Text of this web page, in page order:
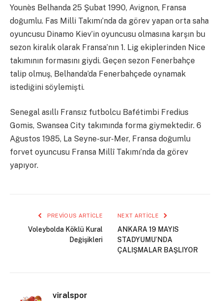
Younès Belhanda 25 Şubat 1990, Avignon, Fransa
doğumlu. Fas Milli Takımı’nda da görev yapan orta saha
oyuncusu Dinamo Kiev’in oyuncusu olmasına karşın bu
sezon kiralık olarak Fransa’nın 1. Lig ekiplerinden Nice
takımının formasını giydi. Geçen sezon Fenerbahçe
talip olmuş, Belhanda’da Fenerbahçede oynamak
istediğini söylemişti.
Senegal asıllı Fransız futbolcu Bafétimbi Fredius
Gomis, Swansea City takımında forma giymektedir. 6
Ağustos 1985, La Seyne-sur-Mer, Fransa doğumlu
forvet oyuncusu Fransa Millî Takımı’nda da görev
yapıyor.
PREVIOUS ARTICLE
Voleybolda Köklü Kural
Değişikleri
NEXT ARTICLE
ANKARA 19 MAYIS
STADYUMU’NDA
ÇALIŞMALAR BAŞLIYOR
viralspor